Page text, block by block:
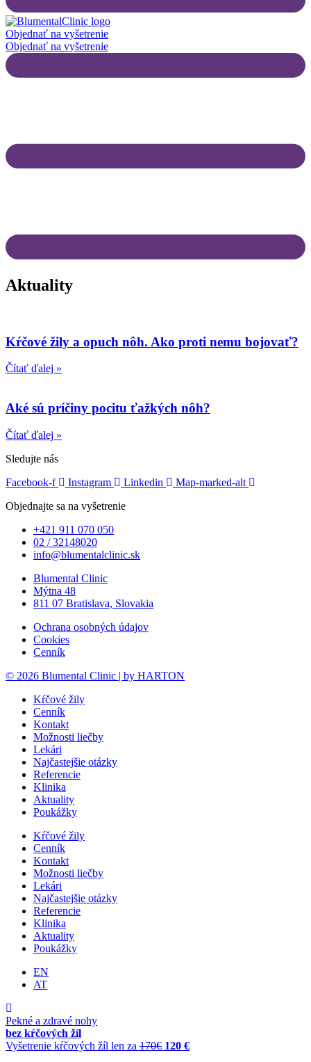
Objednať na vyšetrenie
Objednať na vyšetrenie
Aktuality
Kŕčové žily a opuch nôh. Ako proti nemu bojovať?
Čítať ďalej »
Aké sú príčiny pocitu ťažkých nôh?
Čítať ďalej »
Sledujte nás
Facebook-f
Instagram Linkedin
Map-marked-alt
Objednajte sa na vyšetrenie
+421 911 070 050
02 / 32148020
info@blumentalclinic.sk
Blumental Clinic
Mýtna 48
811 07 Bratislava, Slovakia
Ochrana osobných údajov
Cookies
Cenník
© 2026 Blumental Clinic | by HARTON
Kŕčové žily
Cenník
Kontakt
Možnosti liečby
Lekári
Najčastejšie otázky
Referencie
Klinika
Aktuality
Poukážky
Kŕčové žily
Cenník
Kontakt
Možnosti liečby
Lekári
Najčastejšie otázky
Referencie
Klinika
Aktuality
Poukážky
EN
AT
Pekné a zdravé nohy
bez kŕčových žíl
Vyšetrenie kŕčových žíl len za 170€ 120 €